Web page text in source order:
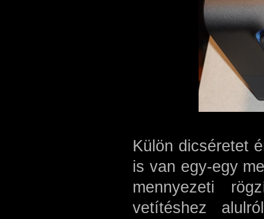
Külön dicséretet
is van egy-egy
mennyezeti
vetítéshez